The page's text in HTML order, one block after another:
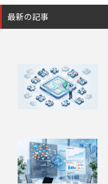
最新の記事